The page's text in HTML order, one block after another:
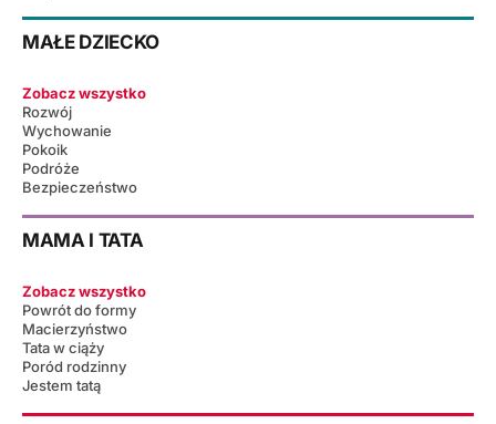
MAŁE DZIECKO
Zobacz wszystko
Rozwój
Wychowanie
Pokoik
Podróże
Bezpieczeństwo
MAMA I TATA
Zobacz wszystko
Powrót do formy
Macierzyństwo
Tata w ciąży
Poród rodzinny
Jestem tatą